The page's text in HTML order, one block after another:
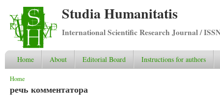
Studia Humanitatis
International Scientific Research Journal /
Home About Editorial Board Instructions for authors
You are here
Home
речь комментатора